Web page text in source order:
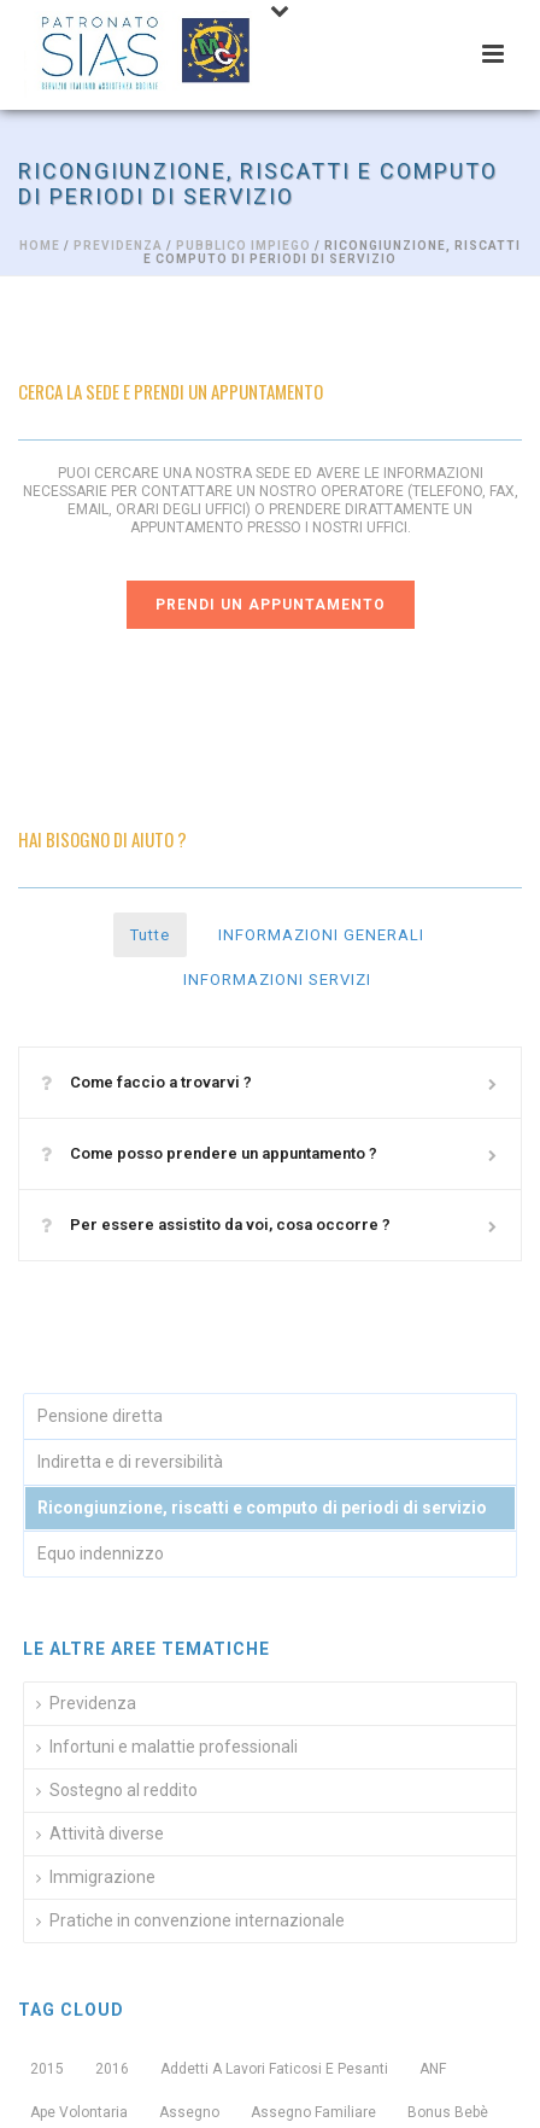
RICONGIUNZIONE, RISCATTI E COMPUTO
DI PERIODI DI SERVIZIO
HOME / PREVIDENZA / PUBBLICO IMPIEGO / RICONGIUNZIONE, RISCATTI
E COMPUTO DI PERIODI DI SERVIZIO
CERCA LA SEDE E PRENDI UN APPUNTAMENTO
PUOI CERCARE UNA NOSTRA SEDE ED AVERE LE INFORMAZIONI
NECESSARIE PER CONTATTARE UN NOSTRO OPERATORE (TELEFONO, FAX,
EMAIL, ORARI DEGLI UFFICI) O PRENDERE DIRATTAMENTE UN
APPUNTAMENTO PRESSO I NOSTRI UFFICI.
PRENDI UN APPUNTAMENTO
HAI BISOGNO DI AIUTO ?
Tutte INFORMAZIONI GENERALI
INFORMAZIONI SERVIZI
Come faccio a trovarvi ?
Come posso prendere un appuntamento ?
Per essere assistito da voi, cosa occorre ?
Pensione diretta
Indiretta e di reversibilità
Ricongiunzione, riscatti e computo di periodi di servizio
Equo indennizzo
LE ALTRE AREE TEMATICHE
Previdenza
Infortuni e malattie professionali
Sostegno al reddito
Attività diverse
Immigrazione
Pratiche in convenzione internazionale
TAG CLOUD
2015 2016 Addetti A Lavori Faticosi E Pesanti ANF
Ape Volontaria Assegno Assegno Familiare Bonus Bebè